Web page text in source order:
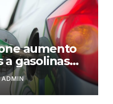
aumento
a gasolinas
ADMIN